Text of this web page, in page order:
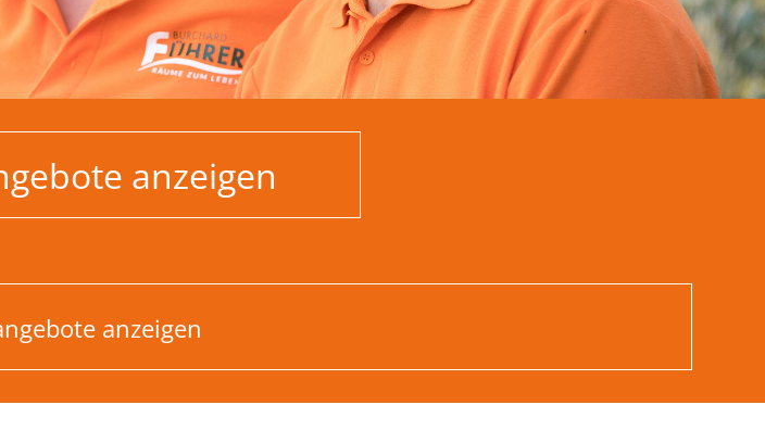
anzeigen
anzeigen